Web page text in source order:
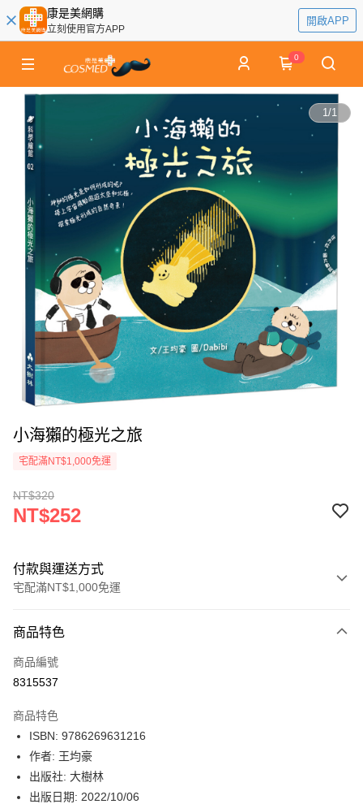
康是美網購
立刻使用官方APP
開啟APP
0
1/1
小海獺的極光之旅
宅配滿NT$1,000免運
NT$320
NT$252
付款與運送方式
宅配滿NT$1,000免運
icash Pay
信用卡一次付款
LINE Pay
Apple Pay
街口支付
商品特色
商品編號
8315537
商品特色
ISBN: 9786269631216
作者: 王均豪
出版社: 大樹林
出版日期: 2022/10/06